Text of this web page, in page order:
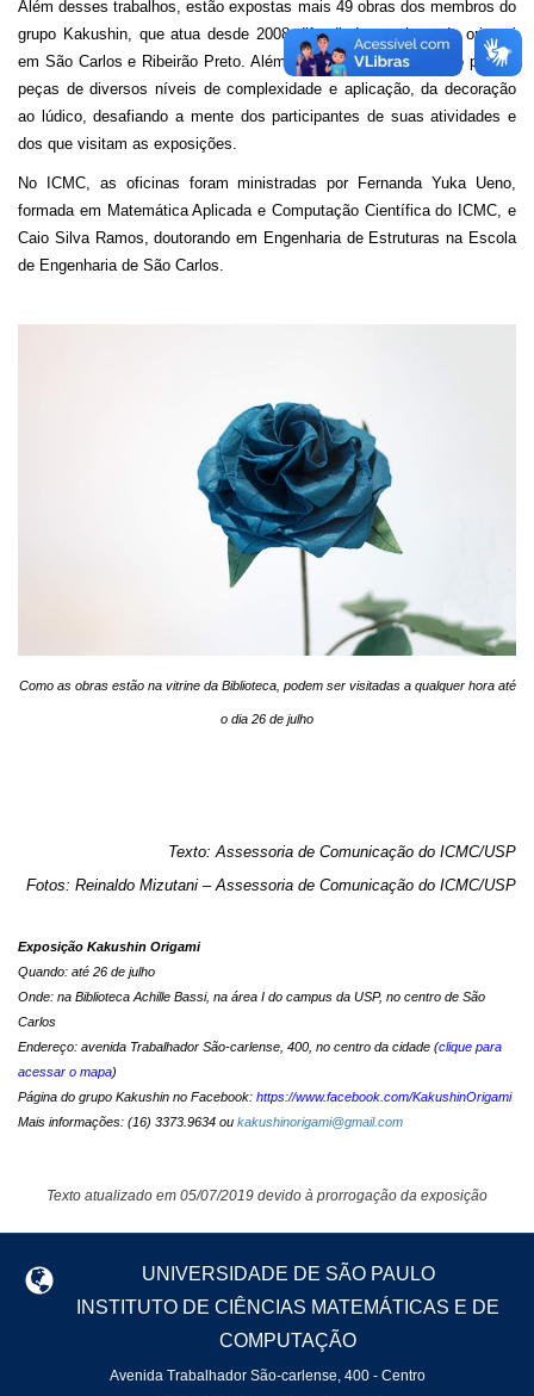
Além desses trabalhos, estão expostas mais 49 obras dos membros do
grupo Kakushin, que atua desde 2008 difundindo a cultura do origami
em São Carlos e Ribeirão Preto. Além realizar oficinas, o grupo produz
peças de diversos níveis de complexidade e aplicação, da decoração
ao lúdico, desafiando a mente dos participantes de suas atividades e
dos que visitam as exposições.
No ICMC, as oficinas foram ministradas por Fernanda Yuka Ueno,
formada em Matemática Aplicada e Computação Científica do ICMC, e
Caio Silva Ramos, doutorando em Engenharia de Estruturas na Escola
de Engenharia de São Carlos.
Como as obras estão na vitrine da Biblioteca, podem ser visitadas a qualquer hora até
o dia 26 de julho
Texto: Assessoria de Comunicação do ICMC/USP
Fotos: Reinaldo Mizutani – Assessoria de Comunicação do ICMC/USP
Exposição Kakushin Origami
Quando: até 26 de julho
Onde: na Biblioteca Achille Bassi, na área I do campus da USP, no centro de São
Carlos
Endereço: avenida Trabalhador São-carlense, 400, no centro da cidade (clique para
acessar o mapa)
Página do grupo Kakushin no Facebook: https://www.facebook.com/KakushinOrigami
Mais informações: (16) 3373.9634 ou kakushinorigami@gmail.com
Texto atualizado em 05/07/2019 devido à prorrogação da exposição
UNIVERSIDADE DE SÃO PAULO
INSTITUTO DE CIÊNCIAS MATEMÁTICAS E DE
COMPUTAÇÃO
Avenida Trabalhador São-carlense, 400 - Centro